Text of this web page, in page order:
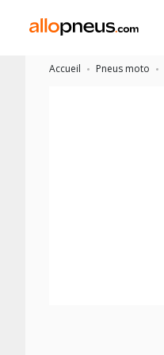
Accueil Pneus moto